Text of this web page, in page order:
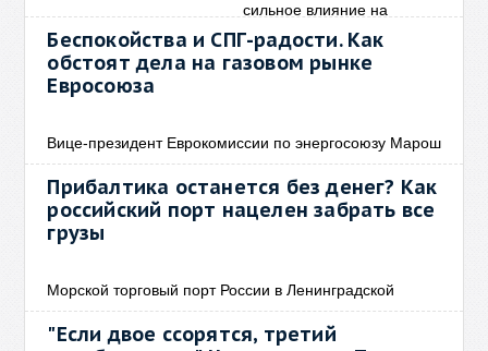
сильное влияние на
Беспокойства и СПГ-радости. Как
обстоят дела на газовом рынке
Евросоюза
Вице-президент Еврокомиссии по энергосоюзу Марош
Прибалтика останется без денег? Как
российский порт нацелен забрать все
грузы
Морской торговый порт России в Ленинградской
"Если двое ссорятся, третий